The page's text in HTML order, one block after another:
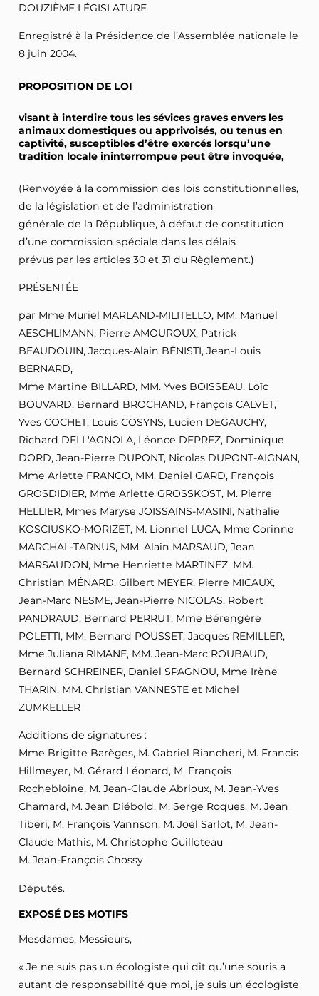
DOUZIÈME LÉGISLATURE
Enregistré à la Présidence de l’Assemblée nationale le
8 juin 2004.
PROPOSITION DE LOI
visant à interdire tous les sévices graves envers les
animaux domestiques ou apprivoisés, ou tenus en
captivité, susceptibles d’être exercés lorsqu’une
tradition locale ininterrompue peut être invoquée,
(Renvoyée à la commission des lois constitutionnelles,
de la législation et de l’administration
générale de la République, à défaut de constitution
d’une commission spéciale dans les délais
prévus par les articles 30 et 31 du Règlement.)
PRÉSENTÉE
par Mme Muriel MARLAND-MILITELLO, MM. Manuel
AESCHLIMANN, Pierre AMOUROUX, Patrick
BEAUDOUIN, Jacques-Alain BÉNISTI, Jean-Louis
BERNARD,
Mme Martine BILLARD, MM. Yves BOISSEAU, Loïc
BOUVARD, Bernard BROCHAND, François CALVET,
Yves COCHET, Louis COSYNS, Lucien DEGAUCHY,
Richard DELL'AGNOLA, Léonce DEPREZ, Dominique
DORD, Jean-Pierre DUPONT, Nicolas DUPONT-AIGNAN,
Mme Arlette FRANCO, MM. Daniel GARD, François
GROSDIDIER, Mme Arlette GROSSKOST, M. Pierre
HELLIER, Mmes Maryse JOISSAINS-MASINI, Nathalie
KOSCIUSKO-MORIZET, M. Lionnel LUCA, Mme Corinne
MARCHAL-TARNUS, MM. Alain MARSAUD, Jean
MARSAUDON, Mme Henriette MARTINEZ, MM.
Christian MÉNARD, Gilbert MEYER, Pierre MICAUX,
Jean-Marc NESME, Jean-Pierre NICOLAS, Robert
PANDRAUD, Bernard PERRUT, Mme Bérengère
POLETTI, MM. Bernard POUSSET, Jacques REMILLER,
Mme Juliana RIMANE, MM. Jean-Marc ROUBAUD,
Bernard SCHREINER, Daniel SPAGNOU, Mme Irène
THARIN, MM. Christian VANNESTE et Michel
ZUMKELLER
Additions de signatures :
Mme Brigitte Barèges, M. Gabriel Biancheri, M. Francis
Hillmeyer, M. Gérard Léonard, M. François
Rochebloine, M. Jean-Claude Abrioux, M. Jean-Yves
Chamard, M. Jean Diébold, M. Serge Roques, M. Jean
Tiberi, M. François Vannson, M. Joël Sarlot, M. Jean-
Claude Mathis, M. Christophe Guilloteau
M. Jean-François Chossy
Députés.
EXPOSÉ DES MOTIFS
Mesdames, Messieurs,
« Je ne suis pas un écologiste qui dit qu’une souris a
autant de responsabilité que moi, je suis un écologiste